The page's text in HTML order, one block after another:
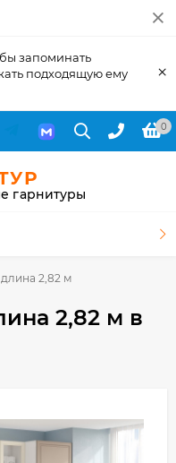
запоминать
подходящую ему
×
0
гарнитуры
2,82 м
2,82 м в